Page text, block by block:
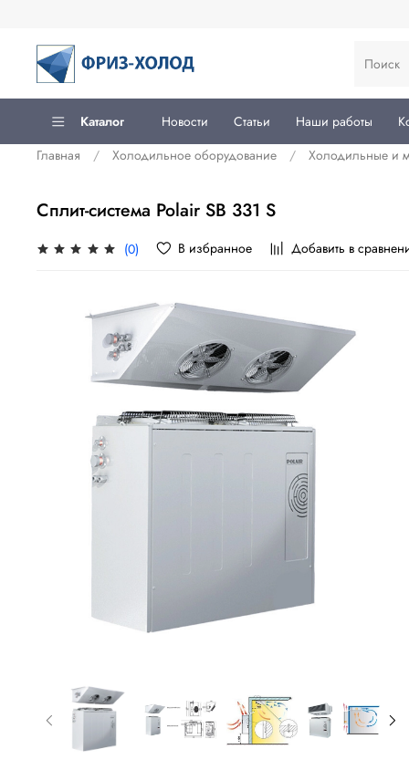
Каталог Новости Статьи Наши работы
Главная
Холодильное оборудование Холодильные и
Сплит-система Polair SB 331 S
(0) В избранное Добавить в